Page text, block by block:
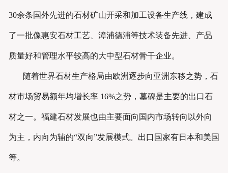
30余条国外先进的石材矿山开采和加工设备生产线，建成
了一批像惠安石材工艺、漳浦德浦等技术装备先进、产品
质量好和管理水平较高的大中型石材骨干企业。
随着世界石材生产格局由欧洲逐步向亚洲东移之势，石
材市场贸易额年均增长率 16%之势，墓碑是主要的出口石
材之一。福建石材发展也由主要面向国内市场转向以外向
为主，内向为辅的“双向”发展模式。出口国家有日本和美国
等。